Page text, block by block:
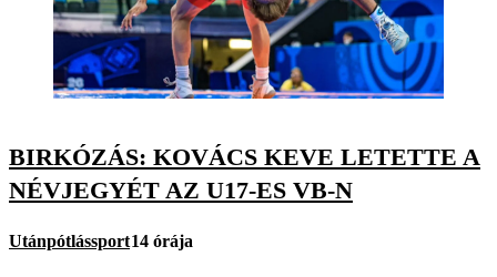
BIRKÓZÁS: KOVÁCS KEVE LETETTE A
NÉVJEGYÉT AZ U17-ES VB-N
Utánpótlássport14 órája